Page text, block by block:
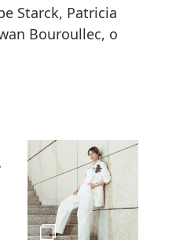
Starck, Patricia
Bouroullec, o